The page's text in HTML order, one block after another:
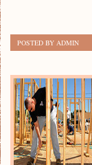
POSTED BY ADMIN